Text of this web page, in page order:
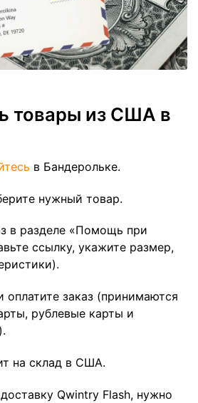
товары из США в
в Бандерольке.
нужный товар.
в разделе «Помощь при
ссылку, укажите размер,
оплатите заказ (принимаются
рублевые карты и
на склад в США.
Qwintry Flash, нужно